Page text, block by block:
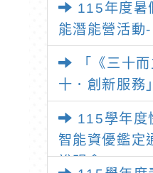
115年度暑
能潛能營活動
「《三十
十．創新服務
115學年度
智能資優鑑定
說明會